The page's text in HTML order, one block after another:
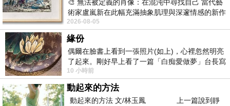
🎨 無法被定義的肖像：在混沌中尋找自己 當代藝
術家盧嵐新在此幅充滿抽象肌理與深邃情感的新作
中，以灰白為基底，交織著塗抹、刮擦與
2026-08-05
緣份
偶爾在臉書上看到一張照片(如上)，心裡忽然明亮
了起來。剛好早上看了一篇「白痴愛做夢」台長寫
的貼文，在回顧年輕時瘋狂愛上
10 小時前
動起來的方法
動起來的方法 文/林玉鳳 上一篇說到靜